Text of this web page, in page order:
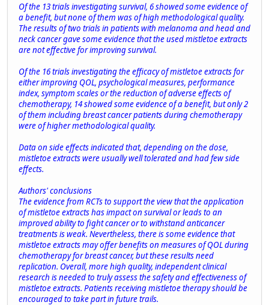
Of the 13 trials investigating survival, 6 showed some evidence of
a benefit, but none of them was of high methodological quality.
The results of two trials in patients with melanoma and head and
neck cancer gave some evidence that the used mistletoe extracts
are not effective for improving survival.
Of the 16 trials investigating the efficacy of mistletoe extracts for
either improving QOL, psychological measures, performance
index, symptom scales or the reduction of adverse effects of
chemotherapy, 14 showed some evidence of a benefit, but only 2
of them including breast cancer patients during chemotherapy
were of higher methodological quality.
Data on side effects indicated that, depending on the dose,
mistletoe extracts were usually well tolerated and had few side
effects.
Authors' conclusions
The evidence from RCTs to support the view that the application
of mistletoe extracts has impact on survival or leads to an
improved ability to fight cancer or to withstand anticancer
treatments is weak. Nevertheless, there is some evidence that
mistletoe extracts may offer benefits on measures of QOL during
chemotherapy for breast cancer, but these results need
replication. Overall, more high quality, independent clinical
research is needed to truly assess the safety and effectiveness of
mistletoe extracts. Patients receiving mistletoe therapy should be
encouraged to take part in future trails.